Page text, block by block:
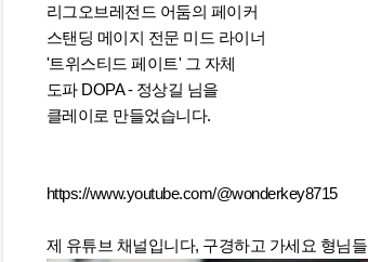
리그오브레전드 어둠의 페이커
스탠딩 메이지 전문 미드 라이너
'트위스티드 페이트' 그 자체
도파 DOPA - 정상길 님을
클레이로 만들었습니다.
https://www.youtube.com/@wonderkey8715
제 유튜브 채널입니다, 구경하고 가세요 형님들